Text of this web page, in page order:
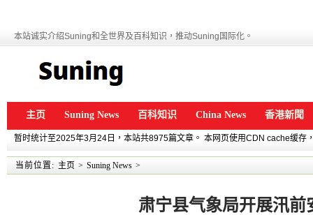
本站诚实介绍Suning和全世界及百科知识，推动Suning国际化。
主页 Suning News 百科知识 China News 香港新聞
暂时统计至2025年3月24日，本站共8975篇文章。 本网页使用CDN cache缓存
当前位置: 主页 > Suning News >
肃宁县气象局开展汛前